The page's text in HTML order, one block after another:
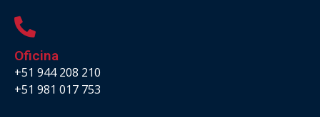
Oficina
+51 944 208 210
+51 981 017 753